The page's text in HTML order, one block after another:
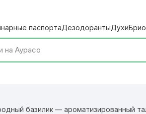
паспортаДезодорантыДухи
базилик — ароматизированный